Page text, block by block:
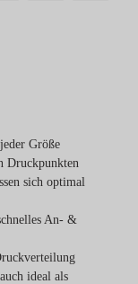
Größe
Druckpunkten
sich optimal
An- &
ideal als